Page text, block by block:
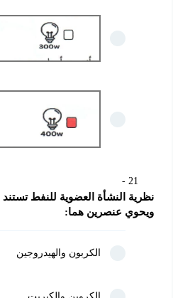
21
ويحوي عنصرين هما:
الكربون والهيدروجين